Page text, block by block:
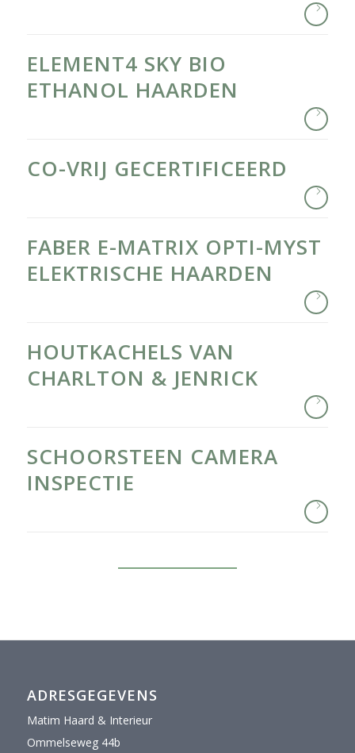
ELEMENT4 SKY BIO
ETHANOL HAARDEN
CO-VRIJ GECERTIFICEERD
FABER E-MATRIX OPTI-MYST
ELEKTRISCHE HAARDEN
HOUTKACHELS VAN
CHARLTON & JENRICK
SCHOORSTEEN CAMERA
INSPECTIE
ADRESGEGEVENS
Matim Haard & Interieur
Ommelseweg 44b